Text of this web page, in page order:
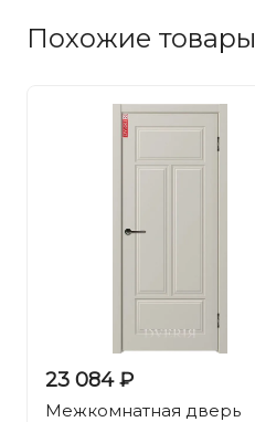
Похожие товары
23 084 ₽
Межкомнатная дверь